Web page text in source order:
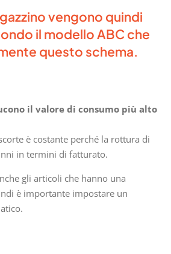
vengono quindi
il modello ABC che
questo schema.
il valore di consumo più alto
è costante perché la rottura di
in termini di fatturato.
gli articoli che hanno una
è importante impostare un